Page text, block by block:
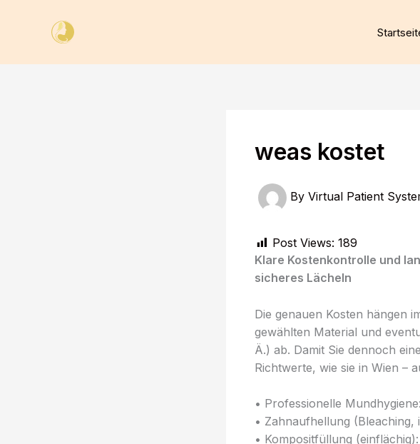
weas kostet
By Virtual Patient
Post Views: 189
Klare Kostenkontrolle und
sicheres Lächeln
Die genauen Kosten hängen
gewählten Material und
Ä.) ab. Damit Sie dennoch
Richtwerte, wie sie in Wien –
• Professionelle
• Zahnaufhellung
• Kompositfüllung